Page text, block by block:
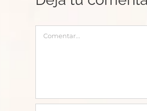
Comentar